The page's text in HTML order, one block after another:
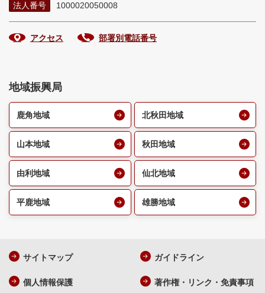
法人番号
1000020050008
アクセス 部署別電話番号
地域振興局
鹿角地域 北秋田地域
山本地域 秋田地域
由利地域 仙北地域
平鹿地域 雄勝地域
サイトマップ ガイドライン
個人情報保護 著作権・リンク・免責事項